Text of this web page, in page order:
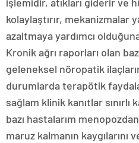
kolaylaştırır, mekanizmalar
azaltmaya yardımcı olduğuna
Kronik ağrı raporları olan
geleneksel nöropatik
durumlarda terapötik
sağlam klinik kanıtlar sınırlı
bazı hastalarım
maruz kalmanın kaygılarını